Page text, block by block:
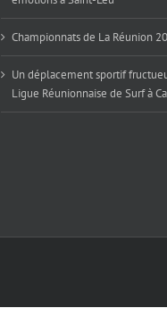
Championnats de La Réunion
Un déplacement sportif
Ligue Réunionnaise de Surf à